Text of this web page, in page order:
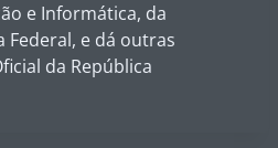
e Informática, da
Federal, e dá outras
da República